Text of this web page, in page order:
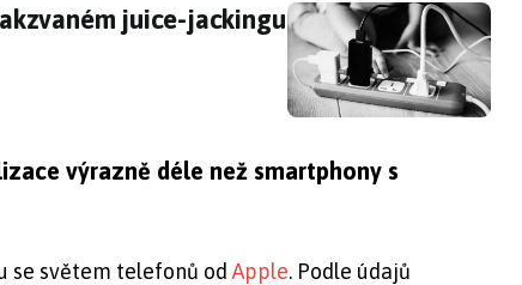
juice-jackingu spousta z vás netuší
juice-jackingu
výrazně déle než smartphony s
se světem telefonů od Apple. Podle údajů